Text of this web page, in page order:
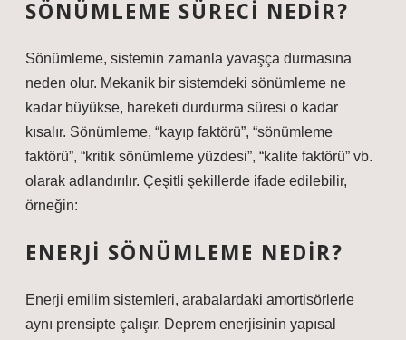
SÖNÜMLEME SÜRECI NEDIR?
Sönümleme, sistemin zamanla yavaşça durmasına
neden olur. Mekanik bir sistemdeki sönümleme ne
kadar büyükse, hareketi durdurma süresi o kadar
kısalır. Sönümleme, “kayıp faktörü”, “sönümleme
faktörü”, “kritik sönümleme yüzdesi”, “kalite faktörü” vb.
olarak adlandırılır. Çeşitli şekillerde ifade edilebilir,
örneğin:
ENERJI SÖNÜMLEME NEDIR?
Enerji emilim sistemleri, arabalardaki amortisörlerle
aynı prensipte çalışır. Deprem enerjisinin yapısal